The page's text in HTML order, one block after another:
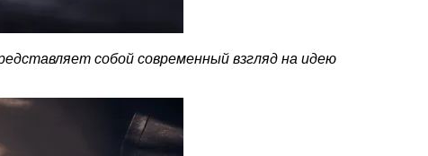
собой современный взгляд на идею